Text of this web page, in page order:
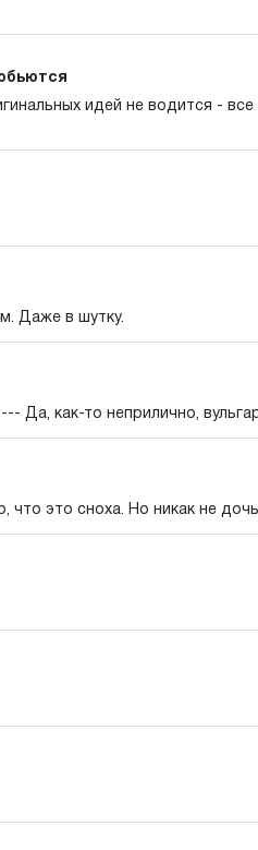
идей не водится - все
Даже в шутку.
Да, как-то неприлично,
что это сноха. Но никак не дочь